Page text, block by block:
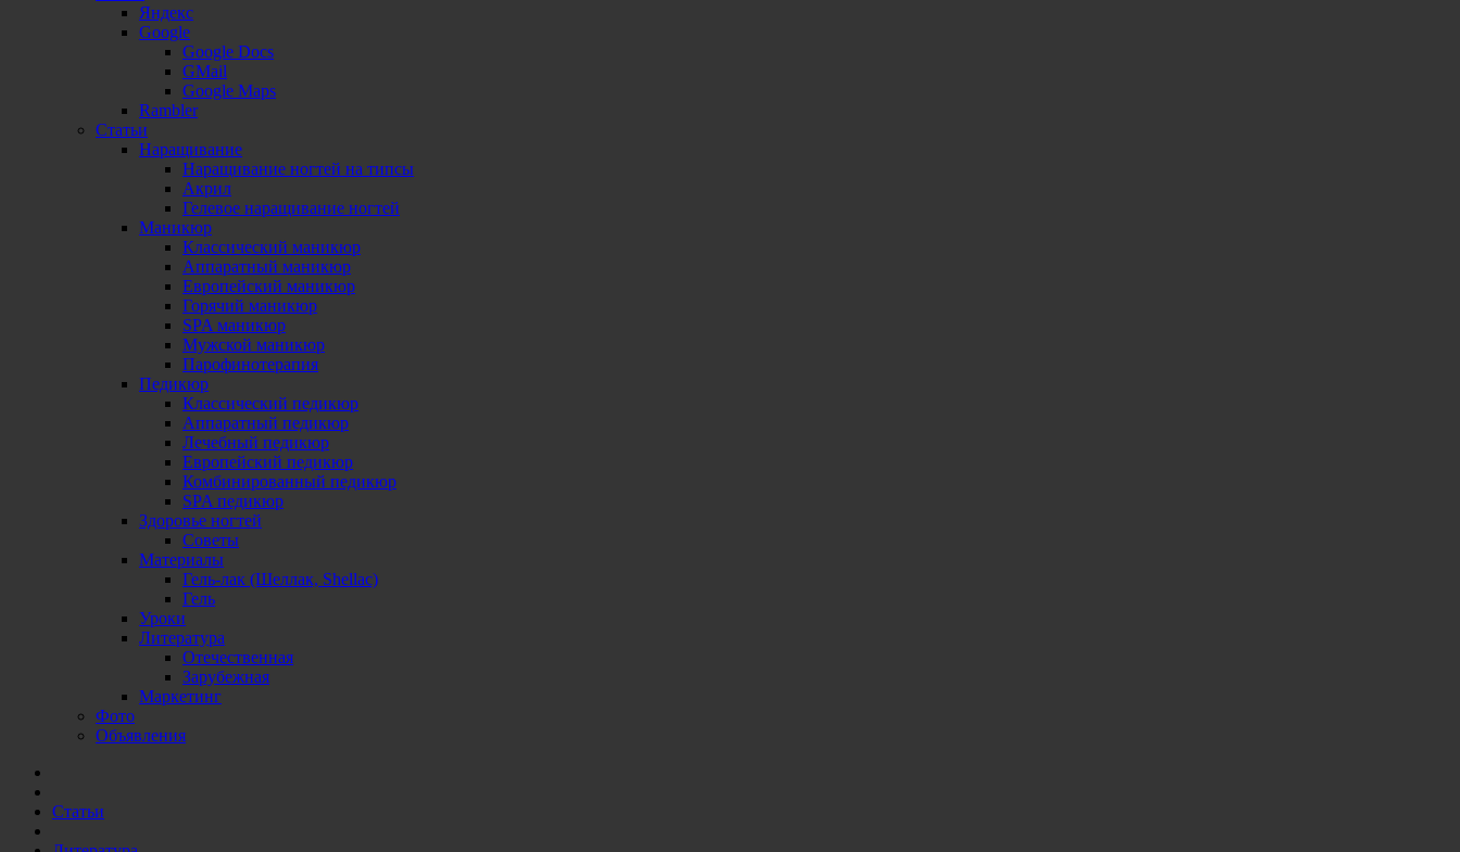
Яндекс
Google
Google Docs
GMail
Google Maps
Rambler
Статьи
Наращивание
Наращивание ногтей на типсы
Акрил
Гелевое наращивание ногтей
Маникюр
Классический маникюр
Аппаратный маникюр
Европейский маникюр
Горячий маникюр
SPA маникюр
Мужской маникюр
Парофинотерапия
Педикюр
Классический педикюр
Аппаратный педикюр
Лечебный педикюр
Европейский педикюр
Комбинированный педикюр
SPA педикюр
Здоровье ногтей
Советы
Материалы
Гель-лак (Шеллак, Shellac)
Гель
Уроки
Литература
Отечественная
Зарубежная
Маркетинг
Фото
Объявления
Статьи